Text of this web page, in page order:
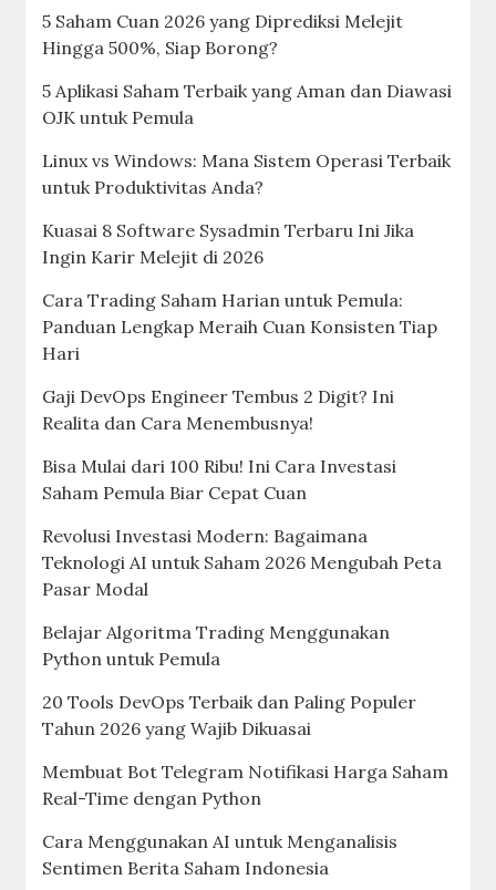
5 Saham Cuan 2026 yang Diprediksi Melejit
Hingga 500%, Siap Borong?
5 Aplikasi Saham Terbaik yang Aman dan Diawasi
OJK untuk Pemula
Linux vs Windows: Mana Sistem Operasi Terbaik
untuk Produktivitas Anda?
Kuasai 8 Software Sysadmin Terbaru Ini Jika
Ingin Karir Melejit di 2026
Cara Trading Saham Harian untuk Pemula:
Panduan Lengkap Meraih Cuan Konsisten Tiap
Hari
Gaji DevOps Engineer Tembus 2 Digit? Ini
Realita dan Cara Menembusnya!
Bisa Mulai dari 100 Ribu! Ini Cara Investasi
Saham Pemula Biar Cepat Cuan
Revolusi Investasi Modern: Bagaimana
Teknologi AI untuk Saham 2026 Mengubah Peta
Pasar Modal
Belajar Algoritma Trading Menggunakan
Python untuk Pemula
20 Tools DevOps Terbaik dan Paling Populer
Tahun 2026 yang Wajib Dikuasai
Membuat Bot Telegram Notifikasi Harga Saham
Real-Time dengan Python
Cara Menggunakan AI untuk Menganalisis
Sentimen Berita Saham Indonesia